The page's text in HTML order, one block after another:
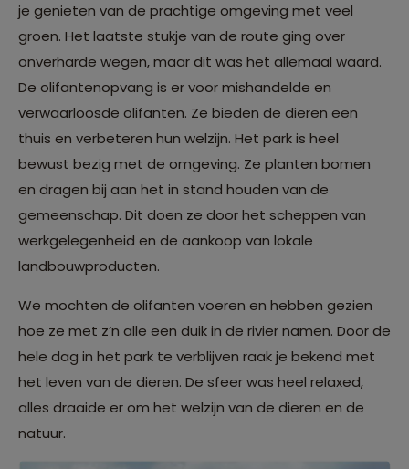
je genieten van de prachtige omgeving met veel
groen. Het laatste stukje van de route ging over
onverharde wegen, maar dit was het allemaal waard.
De olifantenopvang is er voor mishandelde en
verwaarloosde olifanten. Ze bieden de dieren een
thuis en verbeteren hun welzijn. Het park is heel
bewust bezig met de omgeving. Ze planten bomen
en dragen bij aan het in stand houden van de
gemeenschap. Dit doen ze door het scheppen van
werkgelegenheid en de aankoop van lokale
landbouwproducten.
We mochten de olifanten voeren en hebben gezien
hoe ze met z’n alle een duik in de rivier namen. Door de
hele dag in het park te verblijven raak je bekend met
het leven van de dieren. De sfeer was heel relaxed,
alles draaide er om het welzijn van de dieren en de
natuur.